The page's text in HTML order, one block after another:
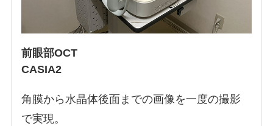
前眼部OCT
CASIA2
角膜から水晶体後面までの画像を一度の撮影
で実現。